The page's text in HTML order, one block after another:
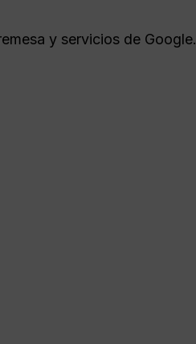
y servicios de Google.